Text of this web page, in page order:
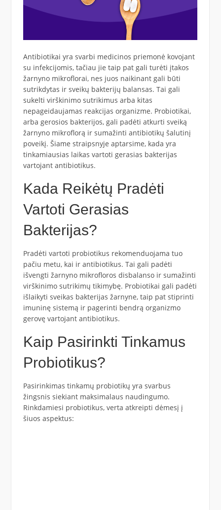
Antibiotikai yra svarbi medicinos priemonė kovojant
su infekcijomis, tačiau jie taip pat gali turėti įtakos
žarnyno mikroflorai, nes juos naikinant gali būti
sutrikdytas ir sveikų bakterijų balansas. Tai gali
sukelti virškinimo sutrikimus arba kitas
nepageidaujamas reakcijas organizme. Probiotikai,
arba gerosios bakterijos, gali padėti atkurti sveiką
žarnyno mikroflorą ir sumažinti antibiotikų šalutinį
poveikį. Šiame straipsnyje aptarsime, kada yra
tinkamiausias laikas vartoti gerasias bakterijas
vartojant antibiotikus.
Kada Reikėtų Pradėti
Vartoti Gerasias
Bakterijas?
Pradėti vartoti probiotikus rekomenduojama tuo
pačiu metu, kai ir antibiotikus. Tai gali padėti
išvengti žarnyno mikrofloros disbalanso ir sumažinti
virškinimo sutrikimų tikimybę. Probiotikai gali padėti
išlaikyti sveikas bakterijas žarnyne, taip pat stiprinti
imuninę sistemą ir pagerinti bendrą organizmo
gerovę vartojant antibiotikus.
Kaip Pasirinkti Tinkamus
Probiotikus?
Pasirinkimas tinkamų probiotikų yra svarbus
žingsnis siekiant maksimalaus naudingumo.
Rinkdamiesi probiotikus, verta atkreipti dėmesį į
šiuos aspektus: